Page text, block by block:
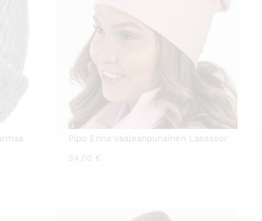
Pipo Enna vaaleanpunainen Lasessor
34,00 €